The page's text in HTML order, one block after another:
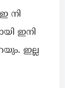
നി
ഇനി
ഇല്ല